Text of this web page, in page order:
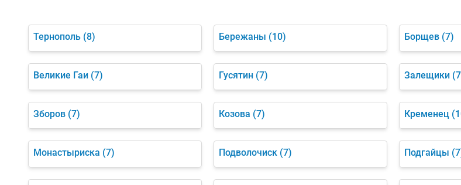
Тернополь (8) Бережаны (10) Борщев (7)
Великие Гаи (7) Гусятин (7) Залещики
Зборов (7) Козова (7) Кременец
Монастыриска (7) Подволочиск (7) Подгайцы